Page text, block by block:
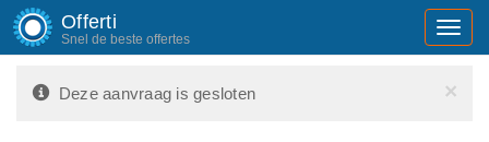
Offerti
Snel de beste offertes
×
Deze aanvraag is gesloten